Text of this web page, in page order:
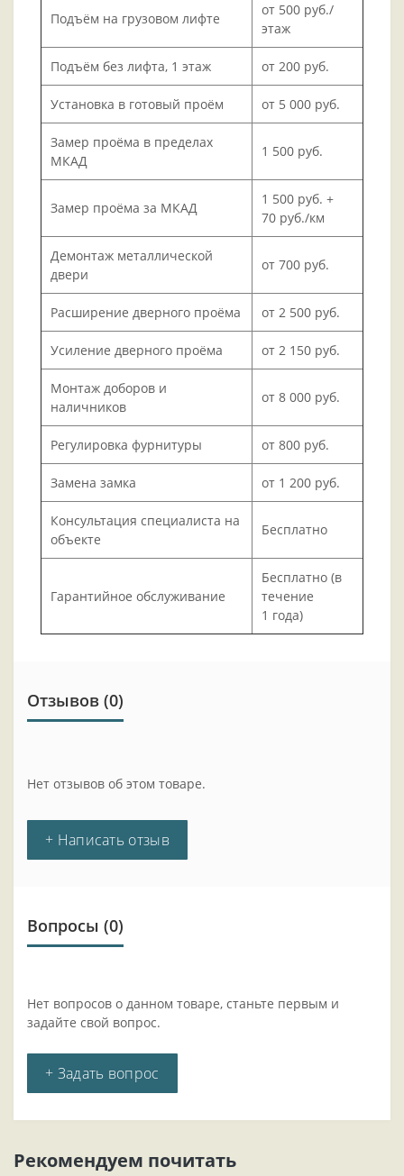
Подъём на грузовом лифте
от 500 руб./
этаж
Подъём без лифта, 1 этаж от 200 руб.
Установка в готовый проём от 5 000 руб.
Замер проёма в пределах
МКАД
1 500 руб.
Замер проёма за МКАД
1 500 руб. +
70 руб./км
Демонтаж металлической
двери
от 700 руб.
Расширение дверного проёма от 2 500 руб.
Усиление дверного проёма от 2 150 руб.
Монтаж доборов и
наличников
от 8 000 руб.
Регулировка фурнитуры от 800 руб.
Замена замка от 1 200 руб.
Консультация специалиста на
объекте
Бесплатно
Гарантийное обслуживание
Бесплатно (в
течение
1 года)
Отзывов (0)
Нет отзывов об этом товаре.
+ Написать отзыв
Вопросы (0)
Нет вопросов о данном товаре, станьте первым и
задайте свой вопрос.
+ Задать вопрос
Рекомендуем почитать